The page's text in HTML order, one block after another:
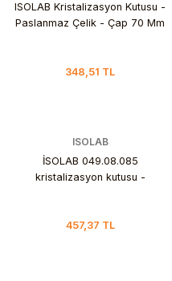
ISOLAB Kristalizasyon Kutusu -
Paslanmaz Çelik - Çap 70 Mm
348,51 TL
ISOLAB
İSOLAB 049.08.085
kristalizasyon kutusu -
457,37 TL